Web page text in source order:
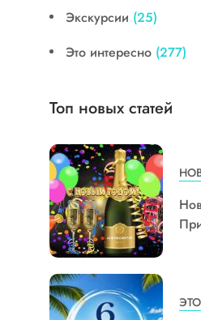
Экскурсии (25)
Это интересно (277)
Топ новых статей